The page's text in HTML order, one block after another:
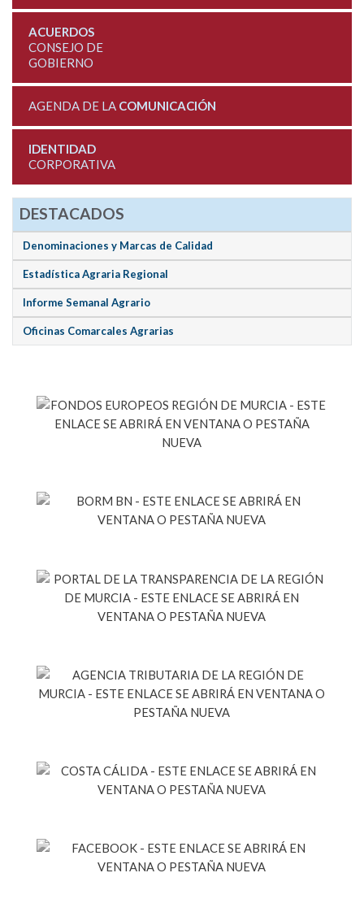
ACUERDOS
CONSEJO DE
GOBIERNO
AGENDA DE LA COMUNICACIÓN
IDENTIDAD
CORPORATIVA
DESTACADOS
Denominaciones y Marcas de Calidad
Estadística Agraria Regional
Informe Semanal Agrario
Oficinas Comarcales Agrarias